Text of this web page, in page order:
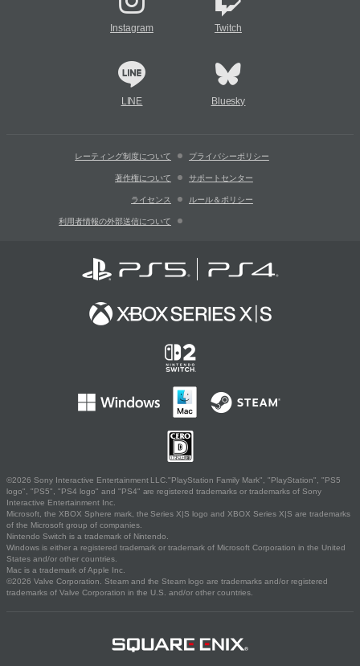
Instagram Twitch
LINE Bluesky
レーティング制度について プライバシーポリシー
著作権について サポートセンター
ライセンス ルール＆ポリシー
利用者情報の外部送信について
©2026 Sony Interactive Entertainment LLC."PlayStation Family Mark", "PlayStation", "PS5
logo", "PS5", "PS4 logo" and "PS4" are registered trademarks or trademarks of Sony
Interactive Entertainment Inc.
Microsoft, the XBOX Sphere mark, the Series X|S logo and XBOX Series X|S are trademarks
of the Microsoft group of companies.
Nintendo Switch is a trademark of Nintendo.
Windows is either a registered trademark or trademark of Microsoft Corporation in the United
States and/or other countries.
Mac is a trademark of Apple Inc.
©2026 Valve Corporation. Steam and the Steam logo are trademarks and/or registered
trademarks of Valve Corporation in the U.S. and/or other countries.